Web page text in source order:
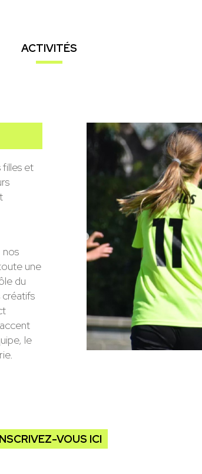
ACTIVITÉS
et
nos
une
du
créatifs
le
VOUS ICI